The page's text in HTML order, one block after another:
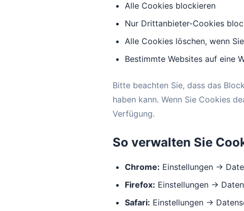
Alle Cookies blockieren
Nur Drittanbieter-Cookies
Alle Cookies löschen, wenn
Bestimmte Websites auf eine
Bitte beachten Sie, dass das
haben kann. Wenn Sie Cookies
Verfügung.
So verwalten Sie
Chrome: Einstellungen →
Firefox: Einstellungen →
Safari: Einstellungen →